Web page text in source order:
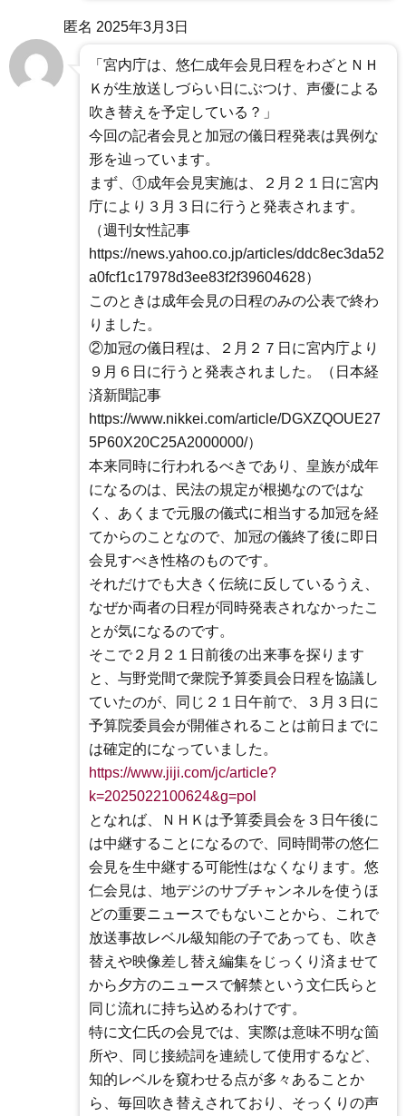
匿名 2025年3月3日
「宮内庁は、悠仁成年会見日程をわざとＮＨ
Ｋが生放送しづらい日にぶつけ、声優による
吹き替えを予定している？」
今回の記者会見と加冠の儀日程発表は異例な
形を辿っています。
まず、①成年会見実施は、２月２１日に宮内
庁により３月３日に行うと発表されます。
（週刊女性記事
https://news.yahoo.co.jp/articles/ddc8ec3da52
a0fcf1c17978d3ee83f2f39604628）
このときは成年会見の日程のみの公表で終わ
りました。
②加冠の儀日程は、２月２７日に宮内庁より
９月６日に行うと発表されました。（日本経
済新聞記事
https://www.nikkei.com/article/DGXZQOUE27
5P60X20C25A2000000/）
本来同時に行われるべきであり、皇族が成年
になるのは、民法の規定が根拠なのではな
く、あくまで元服の儀式に相当する加冠を経
てからのことなので、加冠の儀終了後に即日
会見すべき性格のものです。
それだけでも大きく伝統に反しているうえ、
なぜか両者の日程が同時発表されなかったこ
とが気になるのです。
そこで２月２１日前後の出来事を探ります
と、与野党間で衆院予算委員会日程を協議し
ていたのが、同じ２１日午前で、３月３日に
予算院委員会が開催されることは前日までに
は確定的になっていました。
https://www.jiji.com/jc/article?
k=2025022100624&g=pol
となれば、ＮＨＫは予算委員会を３日午後に
は中継することになるので、同時間帯の悠仁
会見を生中継する可能性はなくなります。悠
仁会見は、地デジのサブチャンネルを使うほ
どの重要ニュースでもないことから、これで
放送事故レベル級知能の子であっても、吹き
替えや映像差し替え編集をじっくり済ませて
から夕方のニュースで解禁という文仁氏らと
同じ流れに持ち込めるわけです。
特に文仁氏の会見では、実際は意味不明な箇
所や、同じ接続詞を連続して使用するなど、
知的レベルを窺わせる点が多々あることか
ら、毎回吹き替えされており、そっくりの声